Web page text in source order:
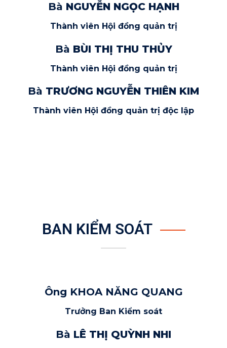
Bà NGUYỄN NGỌC HẠNH
Thành viên Hội đồng quản trị
Bà BÙI THỊ THU THỦY
Thành viên Hội đồng quản trị
Bà TRƯƠNG NGUYỄN THIÊN KIM
Thành viên Hội đồng quản trị độc lập
BAN KIỂM SOÁT
Ông KHOA NĂNG QUANG
Trưởng Ban Kiểm soát
Bà LÊ THỊ QUỲNH NHI